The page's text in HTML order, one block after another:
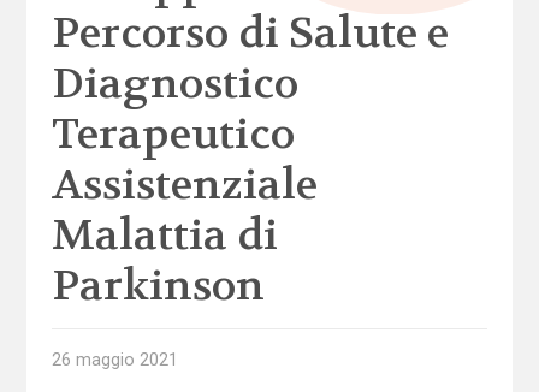
Percorso di Salute e
Diagnostico
Terapeutico
Assistenziale
Malattia di
Parkinson
26 maggio 2021